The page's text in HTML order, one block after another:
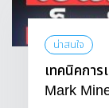
น่าสนใจ
เทคนิคกา
Mark